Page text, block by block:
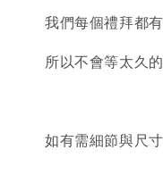
我們每個禮拜都
所以不會等太久
如有需細節與尺